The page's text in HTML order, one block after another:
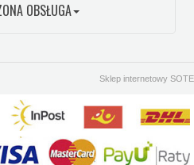
OBSŁUGA
Sklep internetowy SOTE